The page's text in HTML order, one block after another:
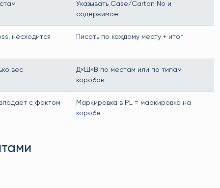
Указывать Case/Carton No и
содержимое
несходится
Писать по каждому месту + итог
вес
Д×Ш×В по местам или по типам
коробов
с фактом
Маркировка в PL = маркировка на
коробе